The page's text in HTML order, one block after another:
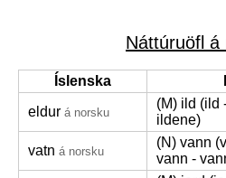
Náttúruöfl á
Íslenska
eldur á norsku
(M) ild (ild
ildene)
vatn á norsku
(N) vann
vann -